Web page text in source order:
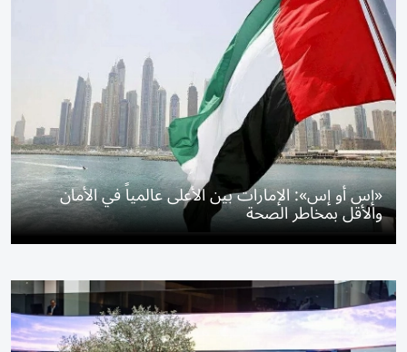
«إس أو إس»: الإمارات بين الأعلى عالمياً في الأمان
والأقل بمخاطر الصحة